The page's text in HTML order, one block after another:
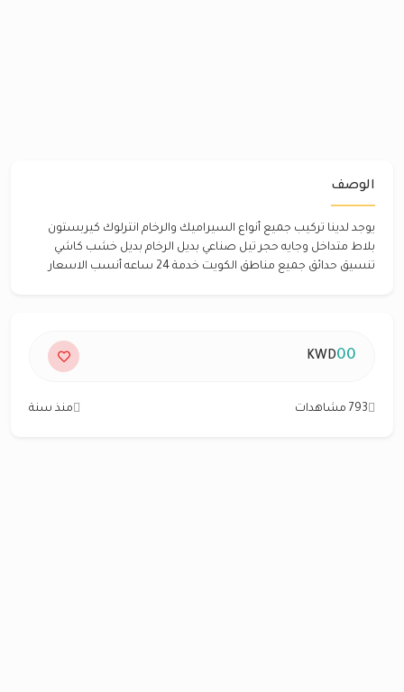
الوصف
يوجد لدينا تركيب جميع أنواع السيراميك والرخام انترلوك كيربستون
بلاط متداخل وجايه حجر تيل صناعي بديل الرخام بديل خشب كاشي
تنسيق حدائق جميع مناطق الكويت خدمة 24 ساعه أنسب الاسعار
00
KWD
793 مشاهدات منذ سنة